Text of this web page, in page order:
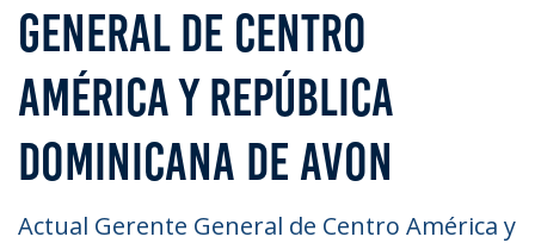
GENERAL DE CENTRO
AMÉRICA Y REPÚBLICA
DOMINICANA DE AVON
Actual Gerente General de Centro América y